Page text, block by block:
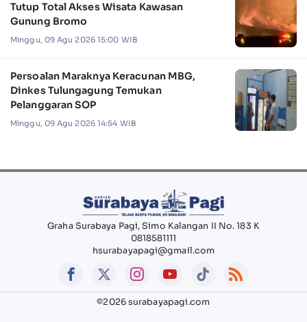
Tutup Total Akses Wisata Kawasan
Gunung Bromo
Minggu, 09 Agu 2026 15:00 WIB
Persoalan Maraknya Keracunan MBG,
Dinkes Tulungagung Temukan
Pelanggaran SOP
Minggu, 09 Agu 2026 14:54 WIB
Graha Surabaya Pagi, Simo Kalangan II No. 183 K
0818581111
hsurabayapagi@gmail.com
©2026 surabayapagi.com